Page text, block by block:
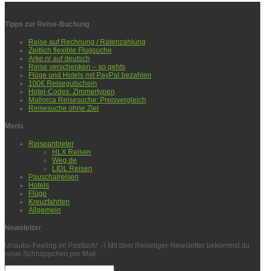
Tipps zur Reise-Buchung
Reise auf Rechnung / Ratenzahlung
Zeitlich flexible Flugsuche
Arke.nl auf deutsch
Reise verschenken – so gehts
Flüge und Hotels mit PayPal bezahlen
100€ Reisegutschein
Hotel-Codes: Zimmertypen
Mallorca Reisesuche: Preisvergleich
Reisesuche ohne Ziel
Menü
Reiseanbieter
HLX Reisen
Weg.de
LIDL Reisen
Pauschalreisen
Hotels
Flüge
Kreuzfahrten
Allgemein
Newsletter
Urlaubs-Feeling im Postfach! :-) Mit dem Reisetiger-Newsletter bekommst du
neue Schnäppchen per Mail.